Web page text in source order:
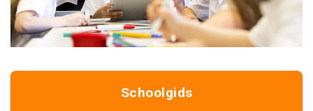
Schoolgids